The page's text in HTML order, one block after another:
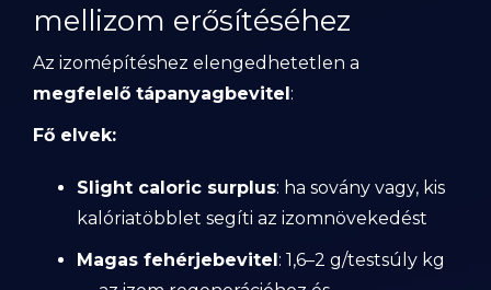
mellizom erősítéséhez
Az izomépítéshez elengedhetetlen a
megfelelő tápanyagbevitel:
Fő elvek:
Slight caloric surplus: ha sovány vagy, kis
kalóriatöbblet segíti az izomnövekedést
Magas fehérjebevitel: 1,6–2 g/testsúly kg